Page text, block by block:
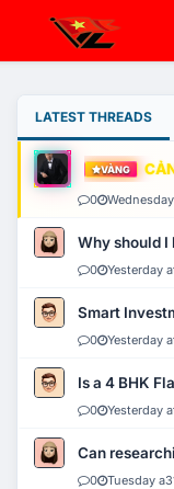
LATEST THREADS
VÀNG
0
Why should I
0 Yesterday
Smart
0 Yesterday
Is a 4 BHK
0 Yesterday
Can
0 Tuesday